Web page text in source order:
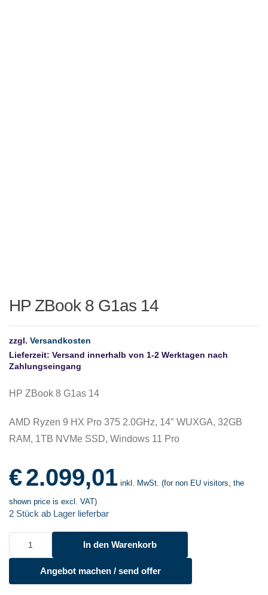
HP ZBook 8 G1as 14
zzgl. Versandkosten
Lieferzeit: Versand innerhalb von 1-2 Werktagen nach
Zahlungseingang
HP ZBook 8 G1as 14
AMD Ryzen 9 HX Pro 375 2.0GHz, 14″ WUXGA, 32GB
RAM, 1TB NVMe SSD, Windows 11 Pro
€2.099,01 inkl. MwSt. (for non EU visitors, the
shown price is excl. VAT)
2 Stück ab Lager lieferbar
ZBook
8
In den Warenkorb
Angebot machen / send offer